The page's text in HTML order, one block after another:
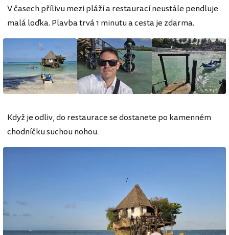
V časech přílivu mezi pláží a restaurací neustále pendluje
malá loďka. Plavba trvá 1 minutu a cesta je zdarma.
Když je odliv, do restaurace se dostanete po kamenném
chodníčku suchou nohou.